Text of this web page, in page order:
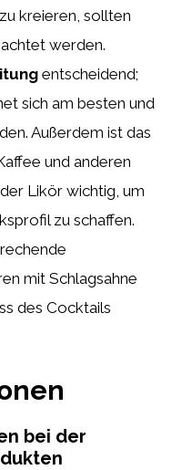
kreieren, sollten
werden.
entscheidend;
sich am besten und
Außerdem ist das
und anderen
Likör wichtig, um
zu schaffen.
mit Schlagsahne
des Cocktails
bei der